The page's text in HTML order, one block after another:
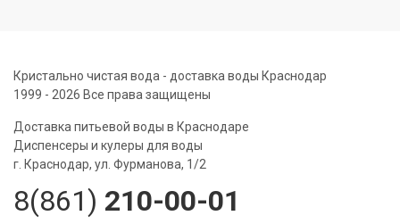
Кристально чистая вода - доставка воды Краснодар
1999 - 2026 Все права защищены
Доставка питьевой воды в Краснодаре
Диспенсеры и кулеры для воды
г. Краснодар, ул. Фурманова, 1/2
8(861) 210-00-01